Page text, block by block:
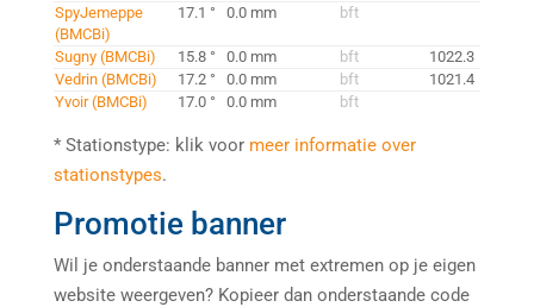
SpyJemeppe
(BMCBi)
17.1 ° 0.0 mm bft
Sugny (BMCBi) 15.8 ° 0.0 mm bft
1022.3
Vedrin (BMCBi)
17.2 ° 0.0 mm bft
1021.4
Yvoir (BMCBi)
17.0 ° 0.0 mm bft
* Stationstype: klik voor meer informatie over
stationstypes.
Promotie banner
Wil je onderstaande banner met extremen op je eigen
website weergeven? Kopieer dan onderstaande code